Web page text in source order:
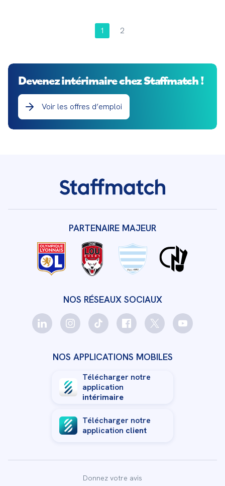
1 2
Devenez intérimaire chez Staffmatch !
Voir les offres d’emploi
NOS RÉSEAUX SOCIAUX
PARTENAIRE MAJEUR
NOS APPLICATIONS MOBILES
Télécharger notre
application
intérimaire
Télécharger notre
application client
Donnez votre avis